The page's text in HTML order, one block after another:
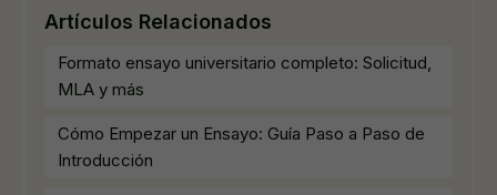
Artículos Relacionados
Formato ensayo universitario completo: Solicitud,
MLA y más
Cómo Empezar un Ensayo: Guía Paso a Paso de
Introducción